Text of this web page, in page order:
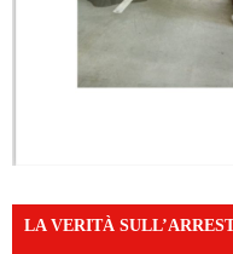
LA VERITÀ